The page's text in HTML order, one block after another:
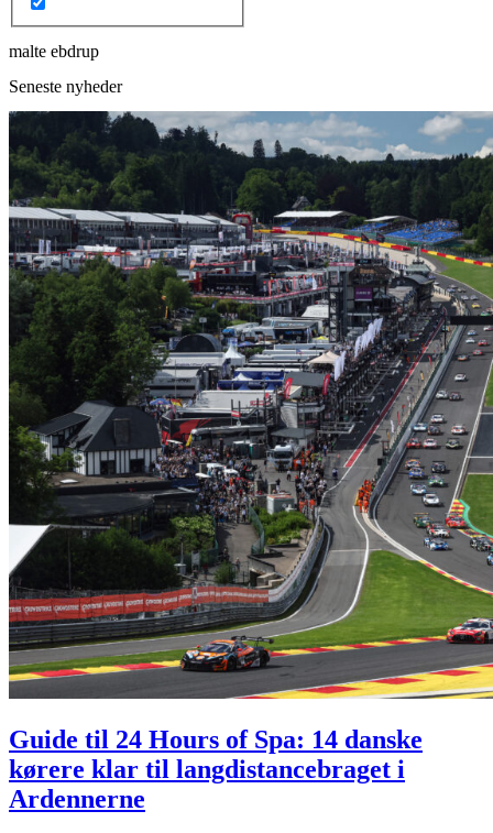
malte ebdrup
Seneste nyheder
Guide til 24 Hours of Spa: 14 danske
kørere klar til langdistancebraget i
Ardennerne